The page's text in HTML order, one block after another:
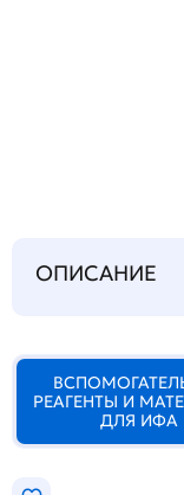
ОПИСАНИЕ
РЕАГЕНТЫ И
ДЛЯ ИФА